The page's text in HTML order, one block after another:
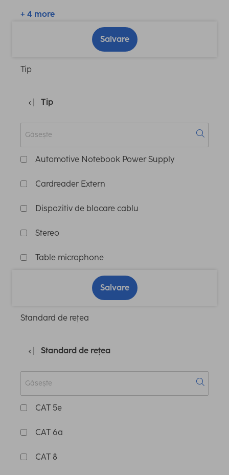
+ 4 more
Salvare
Tip
Tip
Automotive Notebook Power Supply
Cardreader Extern
Dispozitiv de blocare cablu
Stereo
Table microphone
Salvare
Standard de rețea
Standard de rețea
CAT 5e
CAT 6a
CAT 8